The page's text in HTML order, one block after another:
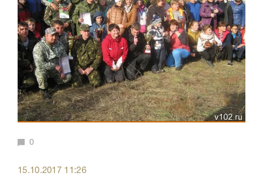
0
15.10.2017 11:26